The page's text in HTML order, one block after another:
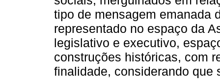
tipo de mensagem emanada
representado no espaço da
legislativo e executivo,
construções históricas, com
finalidade, considerando que